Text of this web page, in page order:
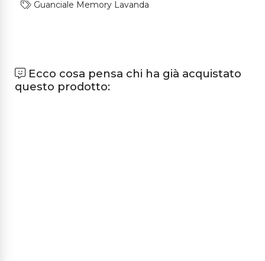
Guanciale Memory Lavanda
Ecco cosa pensa chi ha già acquistato
questo prodotto: